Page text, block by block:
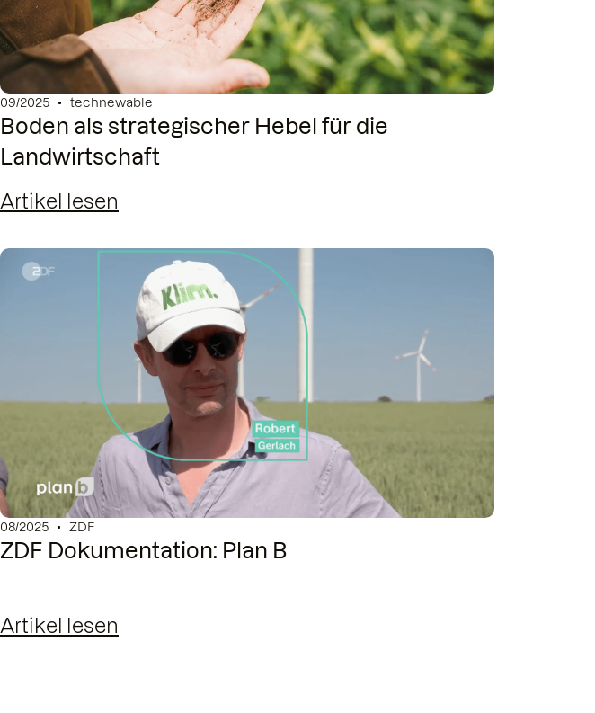
09/2025 technewable
Boden als strategischer Hebel für die
Landwirtschaft
Artikel lesen
08/2025 ZDF
ZDF Dokumentation: Plan B
Artikel lesen